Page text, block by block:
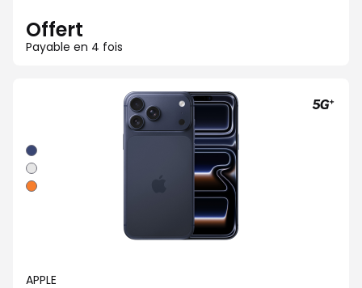
Offert
Payable en 4 fois
Bleu
intense
Argent
Orange
cosmique
APPLE